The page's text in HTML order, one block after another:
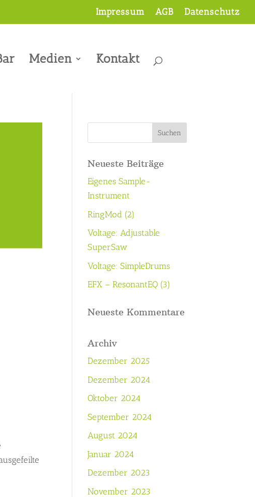
Impressum AGB Datenschutz
Medien Kontakt
Neueste Beiträge
Eigenes Sample-
Instrument
RingMod (2)
Voltage: Adjustable
SuperSaw
Voltage: SimpleDrums
EFX – ResonantEQ (3)
Neueste Kommentare
Archiv
Dezember 2025
Dezember 2024
Oktober 2024
September 2024
August 2024
Januar 2024
Dezember 2023
November 2023